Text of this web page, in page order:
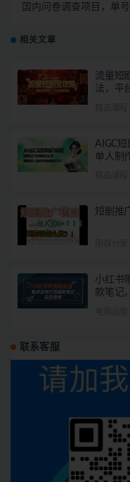
国内问卷调查项目，单
相关文章
流量短
法，平
AIGC
单人制
短剧推
小红书
款笔记
联系客服